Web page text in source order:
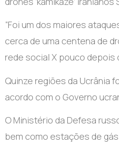
“Foi um dos maiores
cerca de uma centena de
rede social X pouco depois
Quinze regiões da Ucrânia
acordo com o Governo
O Ministério da Defesa
bem como estações de